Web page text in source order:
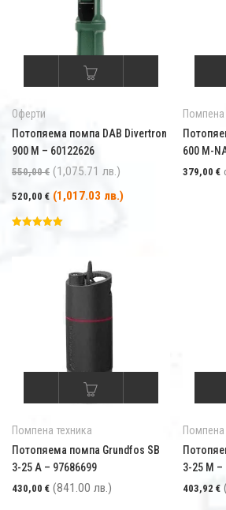
Оферти
Потопяема помпа DAB Divertron
900 M – 60122626
550,00€ (1,075.71 лв.) Първоначалната
520,00 € (1,017.03 лв.)Текущата цена е:
Помпена
600 M-
379,00€
Помпена техника
Потопяема помпа Grundfos SB
3-25 A – 97686699
430,00 € (841.00 лв.)
Помпена
3-25 M –
403,92€